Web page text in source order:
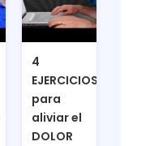
4
EJERCICIOS
para
aliviar el
DOLOR